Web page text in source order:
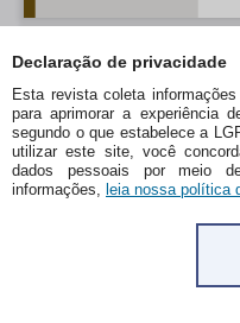
Declaração de privacidade
Esta revista coleta
para aprimorar a experiência
segundo o que estabelece a
utilizar este site, você
dados pessoais por meio
informações, leia nossa política